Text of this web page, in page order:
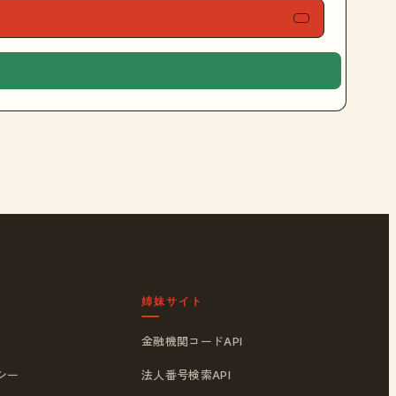
ー
姉妹サイト
金融機関コードAPI
法人番号検索API